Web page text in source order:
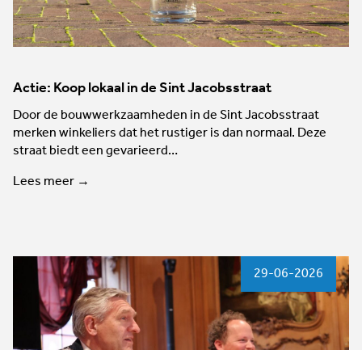
Actie: Koop lokaal in de Sint Jacobsstraat
Door de bouwwerkzaamheden in de Sint Jacobsstraat
merken winkeliers dat het rustiger is dan normaal. Deze
straat biedt een gevarieerd…
Lees meer →
29-06-2026